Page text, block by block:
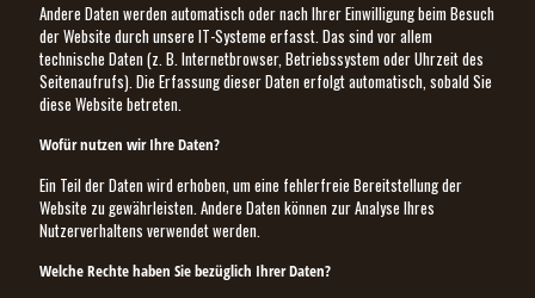
Andere Daten werden automatisch oder nach Ihrer Einwilligung beim Besuch
der Website durch unsere IT-Systeme erfasst. Das sind vor allem
technische Daten (z. B. Internetbrowser, Betriebssystem oder Uhrzeit des
Seitenaufrufs). Die Erfassung dieser Daten erfolgt automatisch, sobald Sie
diese Website betreten.
Wofür nutzen wir Ihre Daten?
Ein Teil der Daten wird erhoben, um eine fehlerfreie Bereitstellung der
Website zu gewährleisten. Andere Daten können zur Analyse Ihres
Nutzerverhaltens verwendet werden.
Welche Rechte haben Sie bezüglich Ihrer Daten?